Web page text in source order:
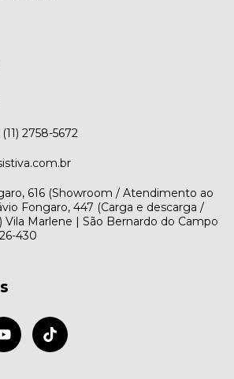
2758-5672
616 (Showroom / Atendimento ao
Fongaro, 447 (Carga e descarga /
Vila Marlene | São Bernardo do Campo
430